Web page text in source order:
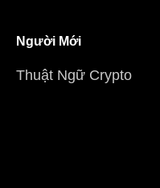
Người Mới
Thuật Ngữ Crypto